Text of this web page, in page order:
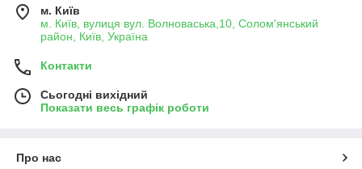
м. Київ
м. Київ, вулиця вул. Волноваська,10, Солом'янський
район, Київ, Україна
Контакти
Сьогодні вихідний
Показати весь графік роботи
Про нас